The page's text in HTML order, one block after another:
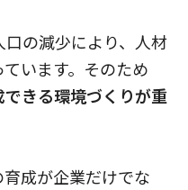
の減少により、人材
います。そのため
きる環境づくりが重
成が企業だけでな